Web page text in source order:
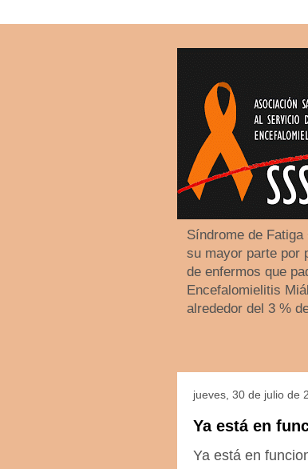
Síndrome de
su mayor parte por
de enfermos que
Encefalomielitis
alrededor del 3 %
jueves, 30 de julio de
Ya está en
Ya está en